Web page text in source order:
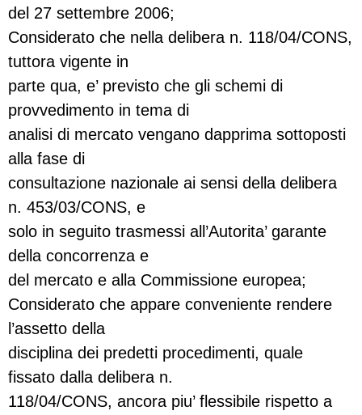
del 27 settembre 2006;
Considerato che nella delibera n. 118/04/CONS,
tuttora vigente in
parte qua, e’ previsto che gli schemi di
provvedimento in tema di
analisi di mercato vengano dapprima sottoposti
alla fase di
consultazione nazionale ai sensi della delibera
n. 453/03/CONS, e
solo in seguito trasmessi all’Autorita’ garante
della concorrenza e
del mercato e alla Commissione europea;
Considerato che appare conveniente rendere
l’assetto della
disciplina dei predetti procedimenti, quale
fissato dalla delibera n.
118/04/CONS, ancora piu’ flessibile rispetto a